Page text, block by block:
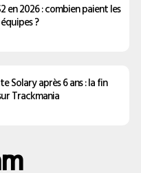
en 2026 : combien paient les
?
Solary après 6 ans : la fin
Trackmania